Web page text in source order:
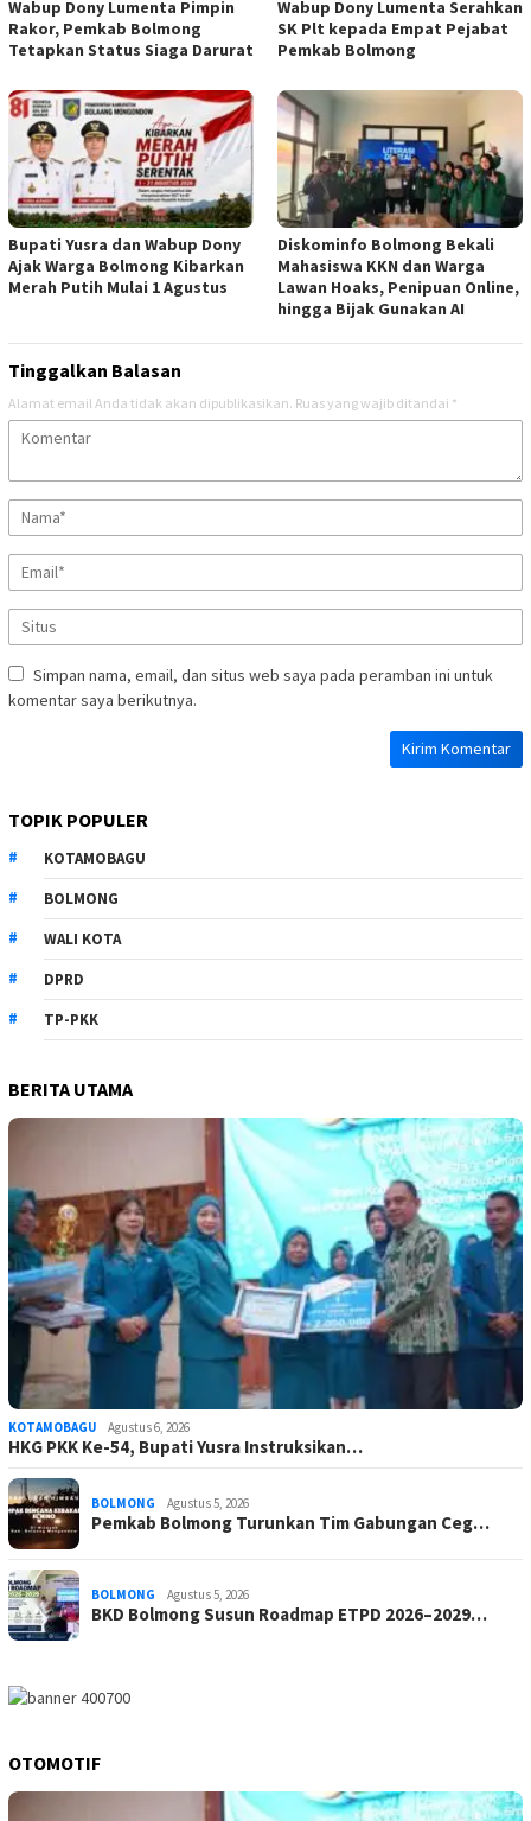
Wabup Dony Lumenta Pimpin
Rakor, Pemkab Bolmong
Tetapkan Status Siaga Darurat
Wabup Dony Lumenta Serahkan
SK Plt kepada Empat Pejabat
Pemkab Bolmong
Bupati Yusra dan Wabup Dony
Ajak Warga Bolmong Kibarkan
Merah Putih Mulai 1 Agustus
Diskominfo Bolmong Bekali
Mahasiswa KKN dan Warga
Lawan Hoaks, Penipuan Online,
hingga Bijak Gunakan AI
Tinggalkan Balasan
Alamat email Anda tidak akan dipublikasikan. Ruas yang wajib ditandai *
Simpan nama, email, dan situs web saya pada peramban ini untuk
komentar saya berikutnya.
TOPIK POPULER
KOTAMOBAGU
BOLMONG
WALI KOTA
DPRD
TP-PKK
BERITA UTAMA
KOTAMOBAGU Agustus 6, 2026
HKG PKK Ke-54, Bupati Yusra Instruksikan…
BOLMONG Agustus 5, 2026
Pemkab Bolmong Turunkan Tim Gabungan Ceg…
BOLMONG Agustus 5, 2026
BKD Bolmong Susun Roadmap ETPD 2026–2029…
OTOMOTIF